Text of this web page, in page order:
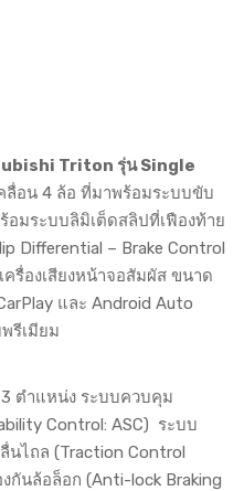
Triton รุ่น Single
ลื่อน 4 ล้อ ที่มาพร้อมระบบขับ
อมระบบลิมิเต็ดสลิปที่เฟืองท้าย
Differential – Brake Control
รื่องเสียงหน้าจอสัมผัส ขนาด
และ Android Auto
รีเมียม
ตำแหน่ง ระบบควบคุม
Control: ASC) ระบบ
ไถล (Traction Control
กันล้อล็อก (Anti-lock Braking